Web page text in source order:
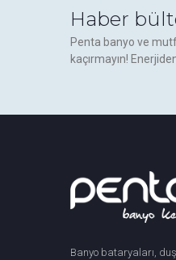
Haber
Penta banyo ve
kaçırmayın!
Banyo bataryaları,